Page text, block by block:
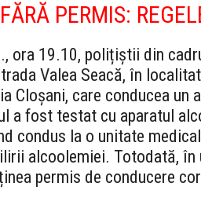
PERMIS:
ora 19.10, polițiștii din
Valea Seacă, în
Cloșani, care conducea
a fost testat cu aparatul
condus la o unitate
alcoolemiei. Totodată,
permis de conducere